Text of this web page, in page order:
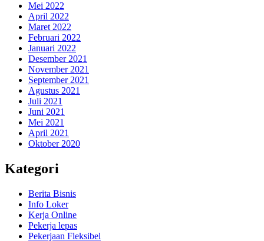
Mei 2022
April 2022
Maret 2022
Februari 2022
Januari 2022
Desember 2021
November 2021
September 2021
Agustus 2021
Juli 2021
Juni 2021
Mei 2021
April 2021
Oktober 2020
Kategori
Berita Bisnis
Info Loker
Kerja Online
Pekerja lepas
Pekerjaan Fleksibel